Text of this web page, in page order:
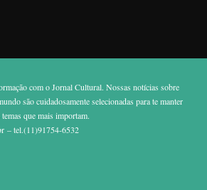
com o Jornal Cultural. Nossas notícias sobre
são cuidadosamente selecionadas para te manter
que mais importam.
– tel.(11)91754-6532